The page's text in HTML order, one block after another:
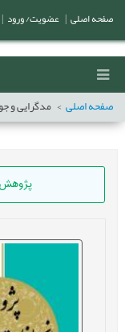
صفحه اصلی مدگرایی و
پژوهش
صفحه اصلی عضویت/ ورود